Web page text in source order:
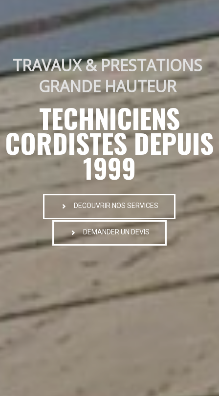
TRAVAUX & PRESTATIONS
GRANDE HAUTEUR
TECHNICIENS
CORDISTES DEPUIS
1999
DECOUVRIR NOS SERVICES
DEMANDER UN DEVIS